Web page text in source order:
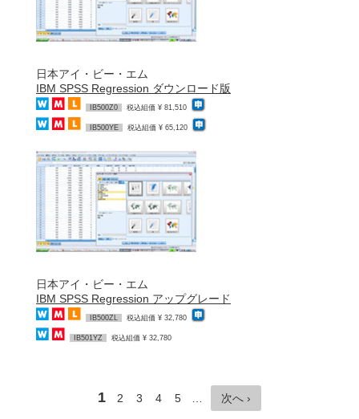
日本アイ・ビー・エム
IBM SPSS Regression ダウンロード版
IB500Z0 税込組価 ¥ 81,510
IB500YE 税込組価 ¥ 65,120
日本アイ・ビー・エム
IBM SPSS Regression アップグレード
IB500ZL 税込組価 ¥ 32,780
IB501YZ 税込組価 ¥ 32,780
1 2 3 4 5 次へ ›